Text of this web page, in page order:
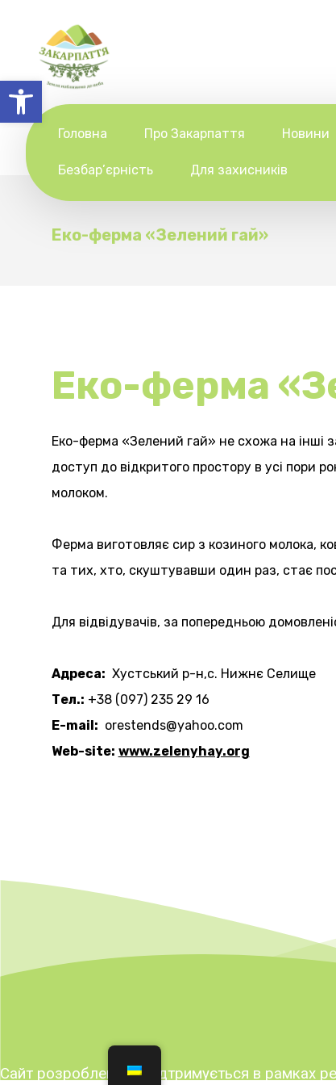
Відкрити Панель інструментів
Головна Про Закарпаття Новини
Безбар’єрність Для захисників
Еко-ферма «Зелений гай»
Еко-ферма
Еко-ферма «Зелений гай» не схожа на інші
доступ до відкритого простору в усі пори
молоком.
Ферма виготовляє сир з козиного молока,
та тих, хто, скуштувавши один раз, стає
Для відвідувачів, за попередньою
Адреса: Хустський р-н,с. Нижнє Селище
Тел.: +38 (097) 235 29 16
E-mail: orestends@yahoo.com
Web-site: www.zelenyhay.org
Сайт розроблено та підтримується в рамках